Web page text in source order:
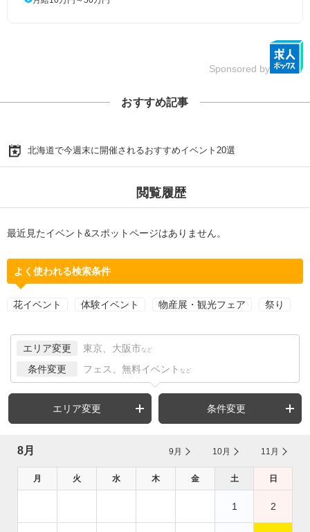
Sponsored by
おすすめ記事
北海道で今週末に開催されるおすすめイベント20選
閲覧履歴
最近見たイベント&スポットページはありません。
よく使われる検索条件
花イベント 体験イベント 物産展・観光フェア 祭り
エリア変更 東京、大阪市 など
条件変更 フェス、無料イベント など
エリア変更 条件変更
8月 9月 10月 11月
月 火 水 木 金 土 日
1 2